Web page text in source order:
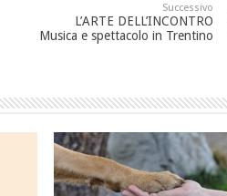
Successivo
L’ARTE DELL’INCONTRO
Musica e spettacolo in Trentino